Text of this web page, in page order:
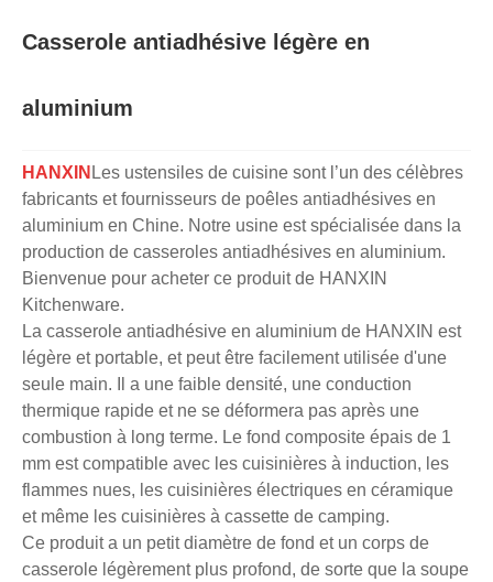
Casserole antiadhésive légère en
aluminium
HANXIN Les ustensiles de cuisine sont l’un des célèbres
fabricants et fournisseurs de poêles antiadhésives en
aluminium en Chine. Notre usine est spécialisée dans la
production de casseroles antiadhésives en aluminium.
Bienvenue pour acheter ce produit de HANXIN
Kitchenware.
La casserole antiadhésive en aluminium de HANXIN est
légère et portable, et peut être facilement utilisée d'une
seule main. Il a une faible densité, une conduction
thermique rapide et ne se déformera pas après une
combustion à long terme. Le fond composite épais de 1
mm est compatible avec les cuisinières à induction, les
flammes nues, les cuisinières électriques en céramique
et même les cuisinières à cassette de camping.
Ce produit a un petit diamètre de fond et un corps de
casserole légèrement plus profond, de sorte que la soupe